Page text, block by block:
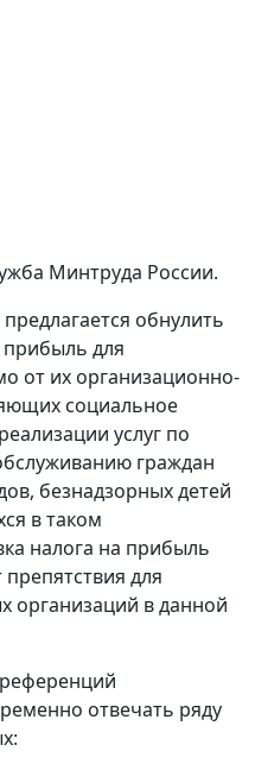
Минтруда России.
обнулить
прибыль для
от их организационно-
социальное
услуг по
граждан
безнадзорных детей
в таком
налога на прибыль
препятствия для
организаций в данной
отвечать ряду